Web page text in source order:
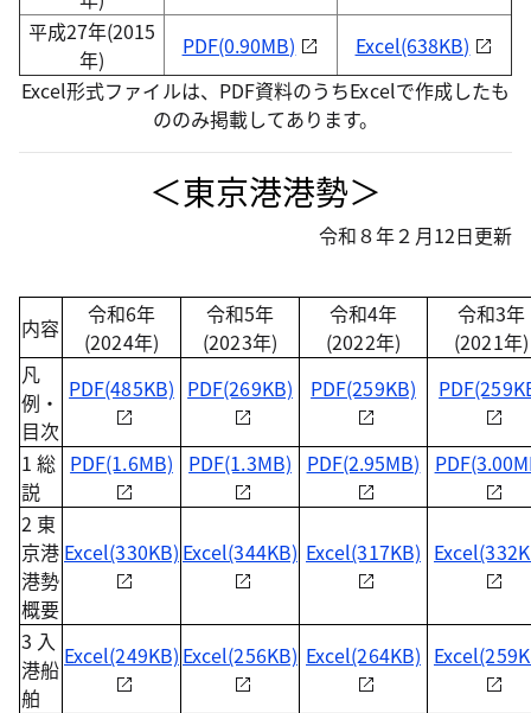
平成27年(2015
年)
PDF(0.90MB)
Excel(638KB)
Excel形式ファイルは、PDF資料のうちExcelで作成したも
ののみ掲載してあります。
＜東京港港勢＞
令和８年２月12日更新
内容
令和6年
(2024年)
令和5年
(2023年)
令和4年
(2022年)
令和3年
(2021年)
凡
例・
目次
PDF(485KB) PDF(269KB) PDF(259KB)
1 総
説
PDF(1.6MB) PDF(1.3MB) PDF(2.95MB)
2 東
京港
港勢
概要
Excel(330KB) Excel(344KB) Excel(317KB)
3 入
港船
舶
Excel(249KB) Excel(256KB) Excel(264KB)